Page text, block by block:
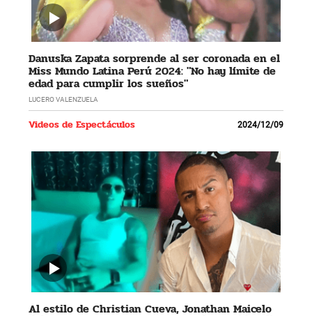
Danuska Zapata sorprende al ser coronada en el
Miss Mundo Latina Perú 2024: "No hay límite de
edad para cumplir los sueños"
LUCERO VALENZUELA
Videos de Espectáculos 2024/12/09
Al estilo de Christian Cueva, Jonathan Maicelo